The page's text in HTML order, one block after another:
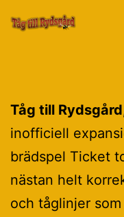
Tåg
Tåg till
inofficiell
brädspel Ticket
nästan helt
och tåglinjer